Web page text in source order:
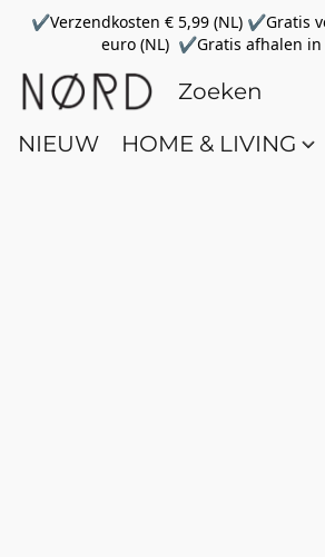
✔Verzendkosten € 5,99 (NL) ✔Gratis
euro (NL) ✔Gratis afhalen in
NIEUW HOME & LIVING